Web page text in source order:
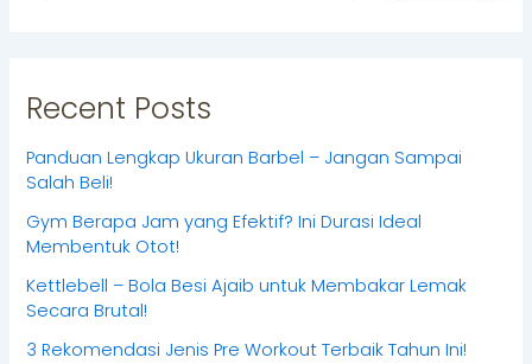
Recent Posts
Panduan Lengkap Ukuran Barbel – Jangan Sampai
Salah Beli!
Gym Berapa Jam yang Efektif? Ini Durasi Ideal
Membentuk Otot!
Kettlebell – Bola Besi Ajaib untuk Membakar Lemak
Secara Brutal!
3 Rekomendasi Jenis Pre Workout Terbaik Tahun Ini!